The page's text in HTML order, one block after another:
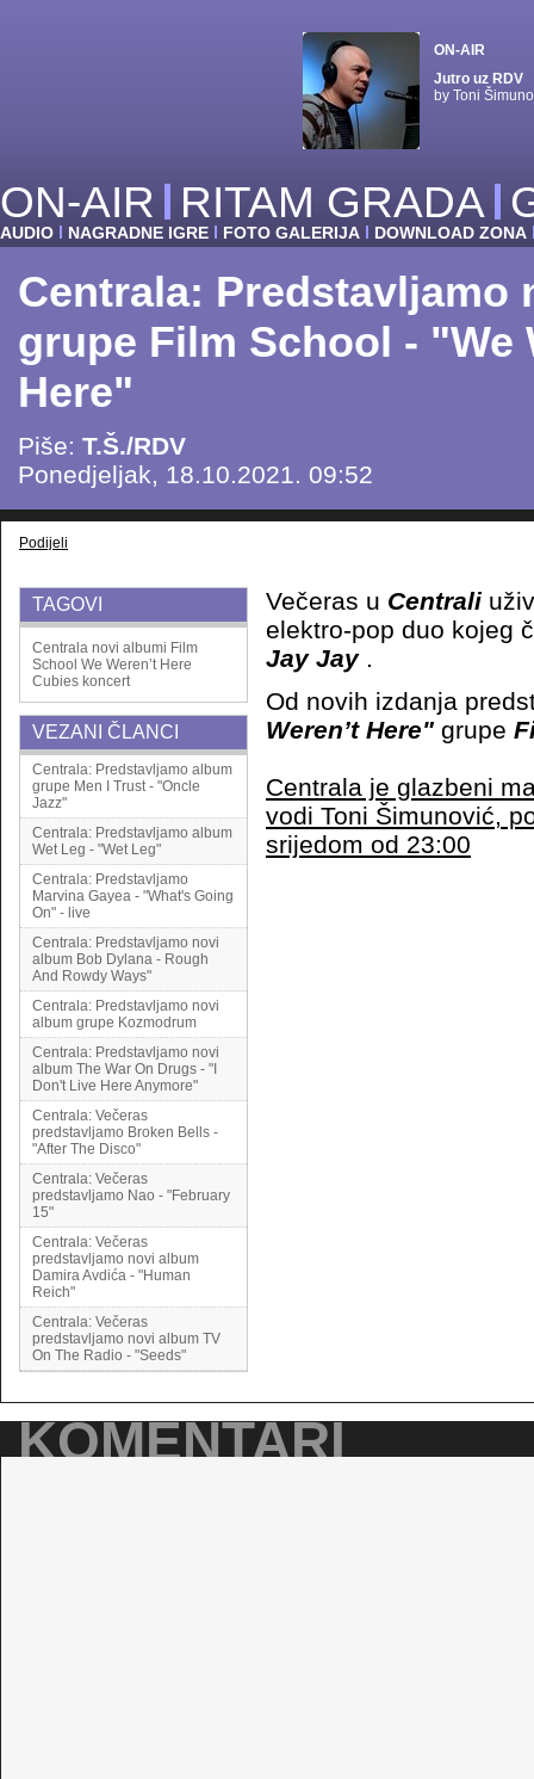
ON-AIR
Jutro uz RDV
by Toni
ON-AIR RITAM GRADA
AUDIO NAGRADNE IGRE FOTO GALERIJA DOWNLOAD ZONA
Centrala: Predstavljamo
grupe Film School - "We
Here"
Piše: T.Š./RDV
Ponedjeljak, 18.10.2021. 09:52
Podijeli
TAGOVI
Centrala novi albumi Film
School We Weren’t Here
Cubies koncert
VEZANI ČLANCI
Centrala: Predstavljamo album
grupe Men I Trust - "Oncle
Jazz"
Centrala: Predstavljamo album
Wet Leg - "Wet Leg"
Centrala: Predstavljamo
Marvina Gayea - "What's Going
On" - live
Centrala: Predstavljamo novi
album Bob Dylana - Rough
And Rowdy Ways"
Centrala: Predstavljamo novi
album grupe Kozmodrum
Centrala: Predstavljamo novi
album The War On Drugs - "I
Don't Live Here Anymore"
Centrala: Večeras
predstavljamo Broken Bells -
"After The Disco"
Centrala: Večeras
predstavljamo Nao - "February
15"
Centrala: Večeras
predstavljamo novi album
Damira Avdića - "Human
Reich"
Centrala: Večeras
predstavljamo novi album TV
On The Radio - "Seeds"
Večeras u Centrali
elektro-pop duo kojeg
Jay Jay.
Od novih izdanja
Weren’t Here" grupe
Centrala je glazbeni
vodi Toni Šimunović,
srijedom od 23:00
KOMENTARI